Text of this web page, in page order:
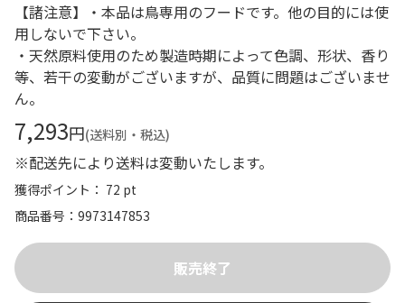
【諸注意】・本品は鳥専用のフードです。他の目的には使
用しないで下さい。
・天然原料使用のため製造時期によって色調、形状、香り
等、若干の変動がございますが、品質に問題はございませ
ん。
7,293円(送料別・税込)
※配送先により送料は変動いたします。
獲得ポイント： 72 pt
商品番号
9973147853